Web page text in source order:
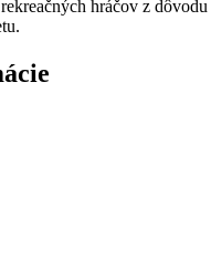
hráčov z